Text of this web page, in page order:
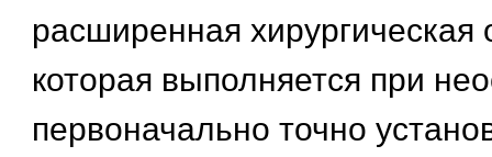
расширенная хирургическая
которая выполняется при
первоначально точно